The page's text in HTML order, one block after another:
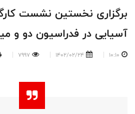
-
-
برگزاری نخستین نشست
آسیایی در فدراسیون دو و
10:10
1402/02/24
7997